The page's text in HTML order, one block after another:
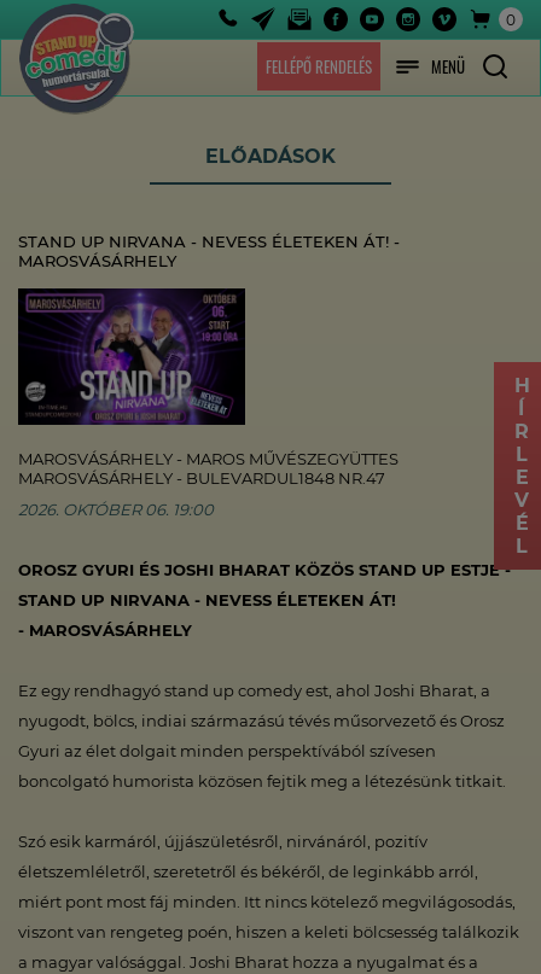
0
FELLÉPŐ RENDELÉS MENÜ
HÍRLEVÉL
ELŐADÁSOK
STAND UP NIRVANA - NEVESS ÉLETEKEN ÁT! -
MAROSVÁSÁRHELY
MAROSVÁSÁRHELY - MAROS MŰVÉSZEGYÜTTES
MAROSVÁSÁRHELY - BULEVARDUL1848 NR.47
2026. OKTÓBER 06. 19:00
OROSZ GYURI ÉS JOSHI BHARAT KÖZÖS STAND UP ESTJE -
STAND UP NIRVANA - NEVESS ÉLETEKEN ÁT!
- MAROSVÁSÁRHELY
Ez egy rendhagyó stand up comedy est, ahol Joshi Bharat, a
nyugodt, bölcs, indiai származású tévés műsorvezető és Orosz
Gyuri az élet dolgait minden perspektívából szívesen
boncolgató humorista közösen fejtik meg a létezésünk titkait.
Szó esik karmáról, újjászületésről, nirvánáról, pozitív
életszemléletről, szeretetről és békéről, de leginkább arról,
miért pont most fáj minden. Itt nincs kötelező megvilágosodás,
viszont van rengeteg poén, hiszen a keleti bölcsesség találkozik
a magyar valósággal. Joshi Bharat hozza a nyugalmat és a